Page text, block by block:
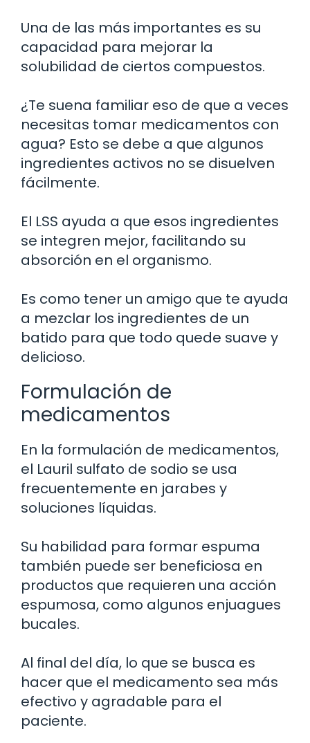
Una de las más importantes es su
capacidad para mejorar la
solubilidad de ciertos compuestos.
¿Te suena familiar eso de que a veces
necesitas tomar medicamentos con
agua? Esto se debe a que algunos
ingredientes activos no se disuelven
fácilmente.
El LSS ayuda a que esos ingredientes
se integren mejor, facilitando su
absorción en el organismo.
Es como tener un amigo que te ayuda
a mezclar los ingredientes de un
batido para que todo quede suave y
delicioso.
Formulación de
medicamentos
En la formulación de medicamentos,
el Lauril sulfato de sodio se usa
frecuentemente en jarabes y
soluciones líquidas.
Su habilidad para formar espuma
también puede ser beneficiosa en
productos que requieren una acción
espumosa, como algunos enjuagues
bucales.
Al final del día, lo que se busca es
hacer que el medicamento sea más
efectivo y agradable para el
paciente.